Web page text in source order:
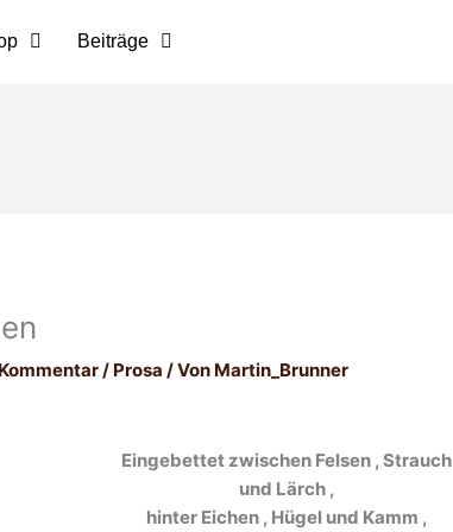
Beiträge
/ Prosa / Von Martin_Brunner
Eingebettet zwischen Felsen , Strauch
und Lärch ,
hinter Eichen , Hügel und Kamm ,